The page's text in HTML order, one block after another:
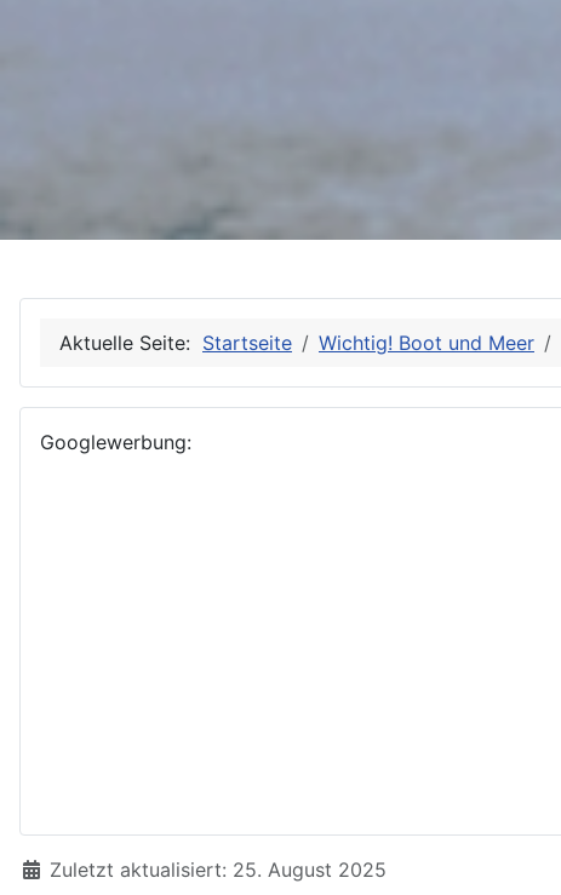
Aktuelle Seite: Startseite Wichtig! Boot und Meer
Googlewerbung:
DetailsZuletzt aktualisiert: 25. August 2025